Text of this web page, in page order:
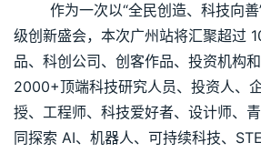
作为一次以“全民创造、科技向善
级创新盛会，本次广州站将汇聚超过
品、科创公司、创客作品、投资机构和
2000+顶端科技研究人员、投资人、
授、工程师、科技爱好者、设计师、
同探索 AI、机器人、可持续科技、